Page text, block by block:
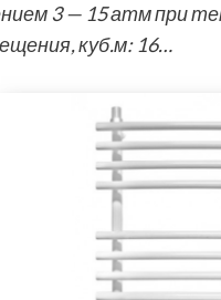
3 — 15 атм при
куб.м: 16…